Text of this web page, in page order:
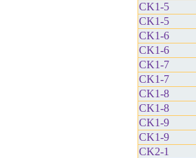
CK1-5
CK1-5
CK1-6
CK1-6
CK1-7
CK1-7
CK1-8
CK1-8
CK1-9
CK1-9
CK2-1